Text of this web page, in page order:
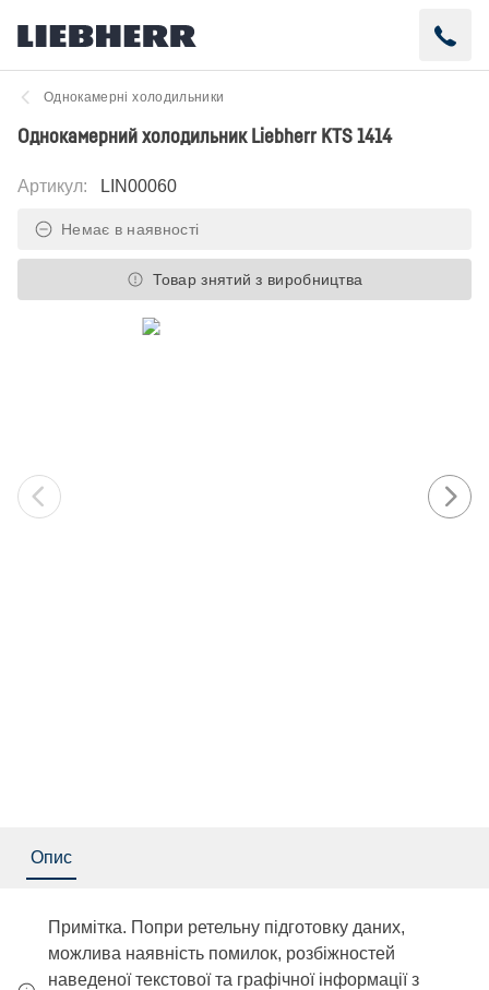
Однокамерні холодильники
Однокамерний холодильник Liebherr KTS 1414
Артикул: LIN00060
Немає в наявності
Товар знятий з виробництва
Опис
Примітка. Попри ретельну підготовку даних,
можлива наявність помилок, розбіжностей
наведеної текстової та графічної інформації з